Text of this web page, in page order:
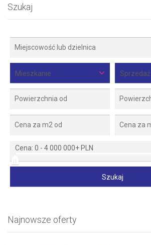
Szukaj
Mieszkanie Sprzedaż
Cena: 0 - 4 000 000+ PLN
Najnowsze oferty